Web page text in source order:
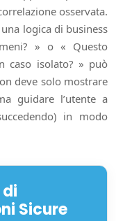
osservata.
logica di business
» o « Questo
caso isolato? » può
deve solo mostrare
guidare l’utente a
in modo
Sicure